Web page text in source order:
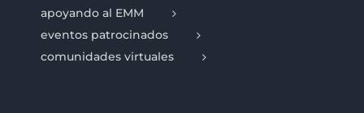
apoyando al EMM
eventos patrocinados
comunidades virtuales